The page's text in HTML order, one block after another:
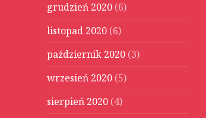
grudzień 2020 (6)
listopad 2020 (6)
październik 2020 (3)
wrzesień 2020 (5)
sierpień 2020 (4)